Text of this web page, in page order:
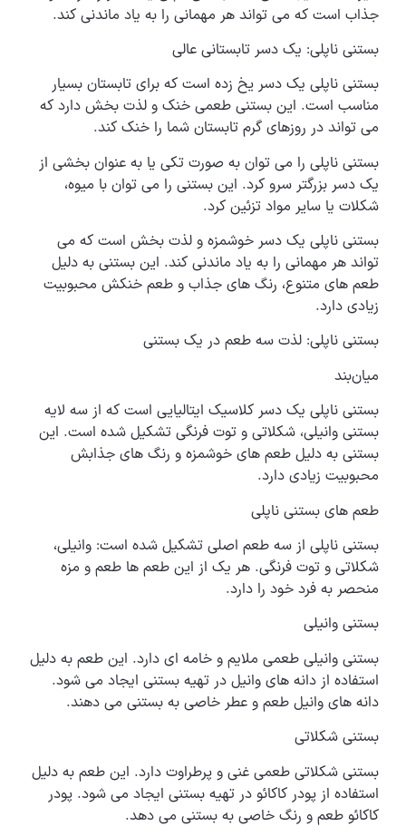
جذاب است که می تواند هر مهمانی را به یاد ماندنی کند.
بستنی ناپلی: یک دسر تابستانی عالی
بستنی ناپلی یک دسر یخ زده است که برای تابستان بسیار
مناسب است. این بستنی طعمی خنک و لذت بخش دارد که
می تواند در روزهای گرم تابستان شما را خنک کند.
بستنی ناپلی را می توان به صورت تکی یا به عنوان بخشی از
یک دسر بزرگتر سرو کرد. این بستنی را می توان با میوه،
شکلات یا سایر مواد تزئین کرد.
بستنی ناپلی یک دسر خوشمزه و لذت بخش است که می
تواند هر مهمانی را به یاد ماندنی کند. این بستنی به دلیل
طعم های متنوع، رنگ های جذاب و طعم خنکش محبوبیت
زیادی دارد.
بستنی ناپلی: لذت سه طعم در یک بستنی
میان‌بند
بستنی ناپلی یک دسر کلاسیک ایتالیایی است که از سه لایه
بستنی وانیلی، شکلاتی و توت فرنگی تشکیل شده است. این
بستنی به دلیل طعم های خوشمزه و رنگ های جذابش
محبوبیت زیادی دارد.
طعم های بستنی ناپلی
بستنی ناپلی از سه طعم اصلی تشکیل شده است: وانیلی،
شکلاتی و توت فرنگی. هر یک از این طعم ها طعم و مزه
منحصر به فرد خود را دارد.
بستنی وانیلی
بستنی وانیلی طعمی ملایم و خامه ای دارد. این طعم به دلیل
استفاده از دانه های وانیل در تهیه بستنی ایجاد می شود.
دانه های وانیل طعم و عطر خاصی به بستنی می دهند.
بستنی شکلاتی
بستنی شکلاتی طعمی غنی و پرطراوت دارد. این طعم به دلیل
استفاده از پودر کاکائو در تهیه بستنی ایجاد می شود. پودر
کاکائو طعم و رنگ خاصی به بستنی می دهد.